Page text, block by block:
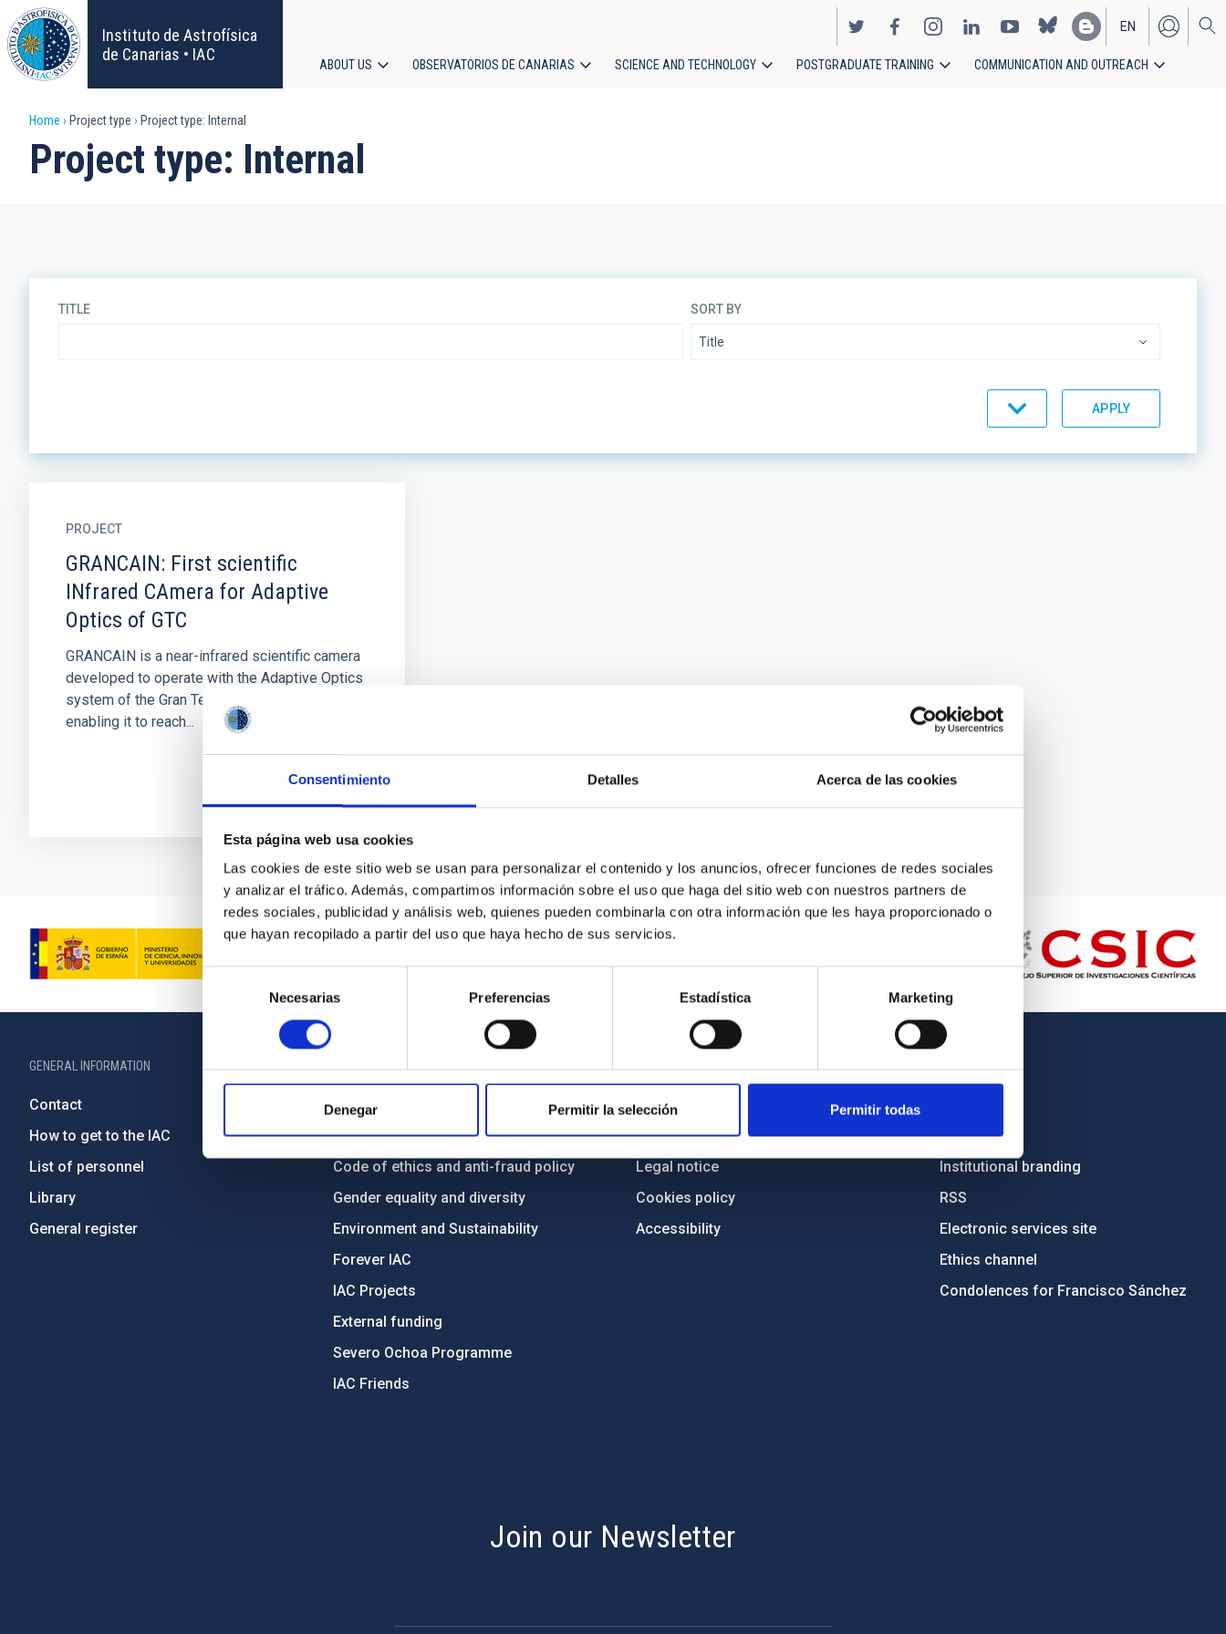
Consentimiento Detalles Acerca de las cookies
Esta página web usa cookies
Las cookies de este sitio web se usan para personalizar el contenido y los anuncios, ofrecer funciones de redes sociales
y analizar el tráfico. Además, compartimos información sobre el uso que haga del sitio web con nuestros partners de
redes sociales, publicidad y análisis web, quienes pueden combinarla con otra información que les haya proporcionado o
que hayan recopilado a partir del uso que haya hecho de sus servicios.
Selección
consentimiento
Necesarias Preferencias Estadística Marketing
Denegar Permitir la selección Permitir todas
Skip
to
main
content
Instituto de Astrofísica
de Canarias • IAC
EN
ES
navigation
ABOUT US OBSERVATORIOS DE CANARIAS SCIENCE AND TECHNOLOGY POSTGRADUATE TRAINING COMMUNICATION AND OUTREACH
Breadcrumb
Home Project type Project type: Internal
Project type: Internal
TITLE SORT BY
PROJECT
GRANCAIN: First scientific
INfrared CAmera for Adaptive
Optics of GTC
GRANCAIN is a near-infrared scientific camera
developed to operate with the Adaptive Optics
system of the Gran Telescopio Canarias (GTC),
enabling it to reach...
GENERAL INFORMATION
Contact
How to get to the IAC
List of personnel
Library
General register
ABOUT THE IAC
Legislation
Transparency
Code of ethics and anti-fraud policy
Gender equality and diversity
Environment and Sustainability
Forever IAC
IAC Projects
External funding
Severo Ochoa Programme
IAC Friends
IAC PORTAL
Sitemap
Privacy policy
Legal notice
Cookies policy
Accessibility
OTHER LINKS
Tenders
Institutional branding
RSS
Electronic services site
Ethics channel
Condolences for Francisco Sánchez
Join our Newsletter